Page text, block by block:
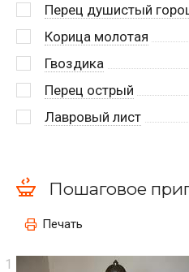
Перец душистый
Корица молотая
Гвоздика
Перец острый
Лавровый лист
Пошаговое
Печать